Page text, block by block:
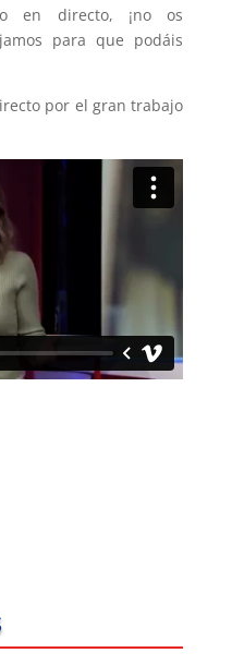
en directo, ¡no os
para que podáis
por el gran trabajo